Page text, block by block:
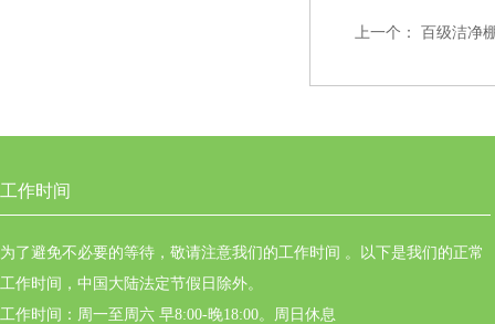
上一个： 百级洁净
工作时间
为了避免不必要的等待，敬请注意我们的工作时间 。以下是我们的正常
工作时间，中国大陆法定节假日除外。
工作时间：周一至周六 早8:00-晚18:00。周日休息